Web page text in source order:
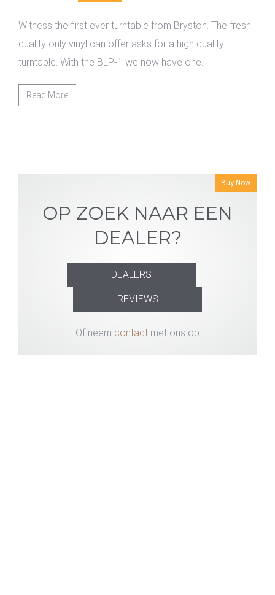
Witness the first ever turntable from Bryston. The fresh
quality only vinyl can offer asks for a high quality
turntable. With the BLP-1 we now have one.
Read More
Buy Now
OP ZOEK NAAR EEN
DEALER?
DEALERS
REVIEWS
Of neem contact met ons op